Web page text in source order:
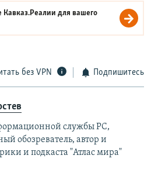
Кавказ.Реалии для вашего
без VPN Подпишитесь
службы РС,
обозреватель, автор и
и подкаста "Атлас мира"